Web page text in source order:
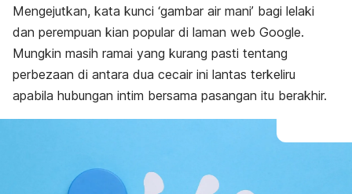
Mengejutkan, kata kunci ‘gambar air mani’ bagi lelaki
dan perempuan kian popular di laman web Google.
Mungkin masih ramai yang kurang pasti tentang
perbezaan di antara dua cecair ini lantas terkeliru
apabila hubungan intim bersama pasangan itu berakhir.